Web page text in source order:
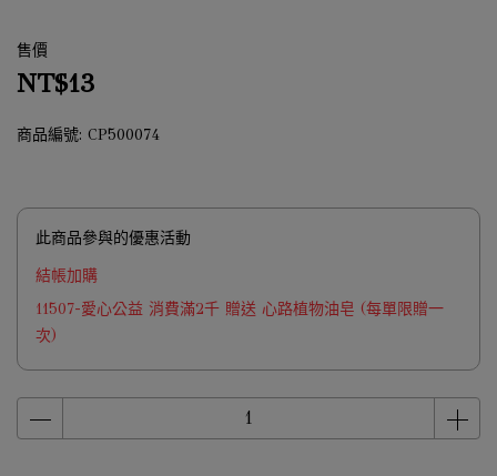
售價
NT$13
商品編號: CP500074
此商品參與的優惠活動
結帳加購
11507-愛心公益 消費滿2千 贈送 心路植物油皂 (每單限贈一
次)